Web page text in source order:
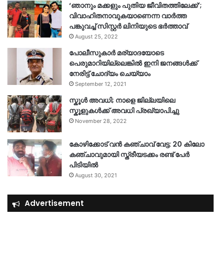
‘ഞാനും മക്കളും പുതിയ ജീവിതത്തിലേക്ക്’;
വിവാഹിതനാവുകയാണെന്ന വാർത്ത
പങ്കുവച്ച് സിസ്റ്റർ ലിനിയുടെ ഭർത്താവ്
August 25, 2022
പോലീസുകാര്‍ മര്യാദയോടെ
പെരുമാറിയില്ലെങ്കില്‍ ഇനി ജനങ്ങള്‍ക്ക്
നേരിട്ട് ചോദ്യം ചെയ്യാം
September 12, 2021
സ്കൂൾ അവധി; നാളെ ജില്ലയിലെ
സ്കൂളുകൾക്ക് അവധി പ്രഖ്യാപിച്ചു
November 28, 2022
കോഴിക്കോട് വൻ കഞ്ചാവ് വേട്ട: 20 കിലോ
കഞ്ചാവുമായി സ്ത്രീയടക്കം രണ്ട് പേർ
പിടിയിൽ
August 30, 2021
Advertisement